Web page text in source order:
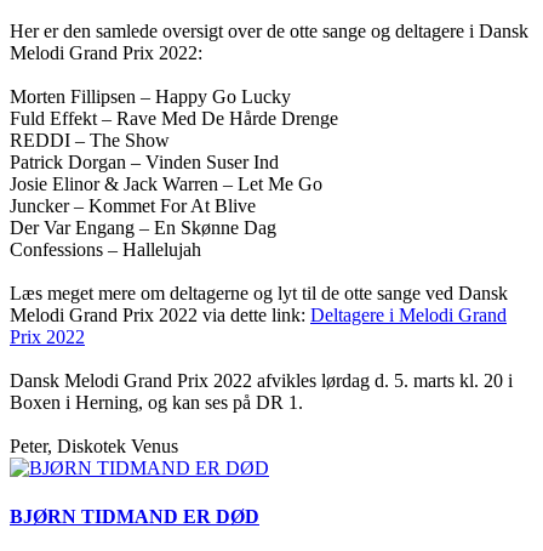
Her er den samlede oversigt over de otte sange og deltagere i Dansk
Melodi Grand Prix 2022:
Morten Fillipsen – Happy Go Lucky
Fuld Effekt – Rave Med De Hårde Drenge
REDDI – The Show
Patrick Dorgan – Vinden Suser Ind
Josie Elinor & Jack Warren – Let Me Go
Juncker – Kommet For At Blive
Der Var Engang – En Skønne Dag
Confessions – Hallelujah
Læs meget mere om deltagerne og lyt til de otte sange ved Dansk
Melodi Grand Prix 2022 via dette link: Deltagere i Melodi Grand
Prix 2022
Dansk Melodi Grand Prix 2022 afvikles lørdag d. 5. marts kl. 20 i
Boxen i Herning, og kan ses på DR 1.
Peter, Diskotek Venus
BJØRN TIDMAND ER DØD